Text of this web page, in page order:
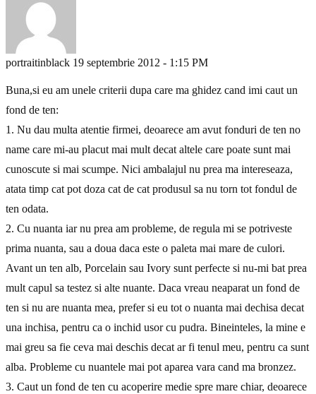
portraitinblack 19 septembrie 2012 - 1:15 PM
Buna,si eu am unele criterii dupa care ma ghidez cand imi caut un
fond de ten:
1. Nu dau multa atentie firmei, deoarece am avut fonduri de ten no
name care mi-au placut mai mult decat altele care poate sunt mai
cunoscute si mai scumpe. Nici ambalajul nu prea ma intereseaza,
atata timp cat pot doza cat de cat produsul sa nu torn tot fondul de
ten odata.
2. Cu nuanta iar nu prea am probleme, de regula mi se potriveste
prima nuanta, sau a doua daca este o paleta mai mare de culori.
Avant un ten alb, Porcelain sau Ivory sunt perfecte si nu-mi bat prea
mult capul sa testez si alte nuante. Daca vreau neaparat un fond de
ten si nu are nuanta mea, prefer si eu tot o nuanta mai dechisa decat
una inchisa, pentru ca o inchid usor cu pudra. Bineinteles, la mine e
mai greu sa fie ceva mai deschis decat ar fi tenul meu, pentru ca sunt
alba. Probleme cu nuantele mai pot aparea vara cand ma bronzez.
3. Caut un fond de ten cu acoperire medie spre mare chiar, deoarece